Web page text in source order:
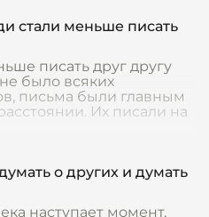
стали меньше писать
писать друг другу
было всяких
письма были главным
Их писали на
о других и думать
наступает момент,